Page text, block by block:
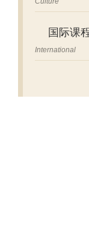
国际课
International